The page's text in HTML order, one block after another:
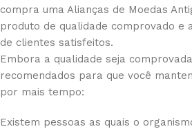
compra uma Alianças de Moedas
produto de qualidade comprovado e
de clientes satisfeitos.
Embora a qualidade seja
recomendados para que você
por mais tempo:
Existem pessoas as quais o